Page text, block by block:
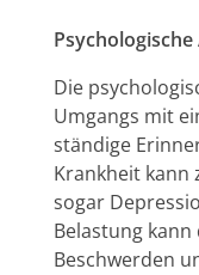
Die
Umgangs mit
ständige
Krankheit kann
sogar
Belastung
Beschwerden